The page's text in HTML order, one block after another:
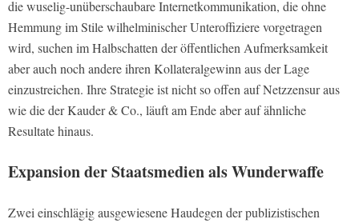
die wuselig-unüberschaubare Internetkommunikation, die ohne
Hemmung im Stile wilhelminischer Unteroffiziere vorgetragen
wird, suchen im Halbschatten der öffentlichen Aufmerksamkeit
aber auch noch andere ihren Kollateralgewinn aus der Lage
einzustreichen. Ihre Strategie ist nicht so offen auf Netzzensur aus
wie die der Kauder & Co., läuft am Ende aber auf ähnliche
Resultate hinaus.
Expansion der Staatsmedien als Wunderwaffe
Zwei einschlägig ausgewiesene Haudegen der publizistischen